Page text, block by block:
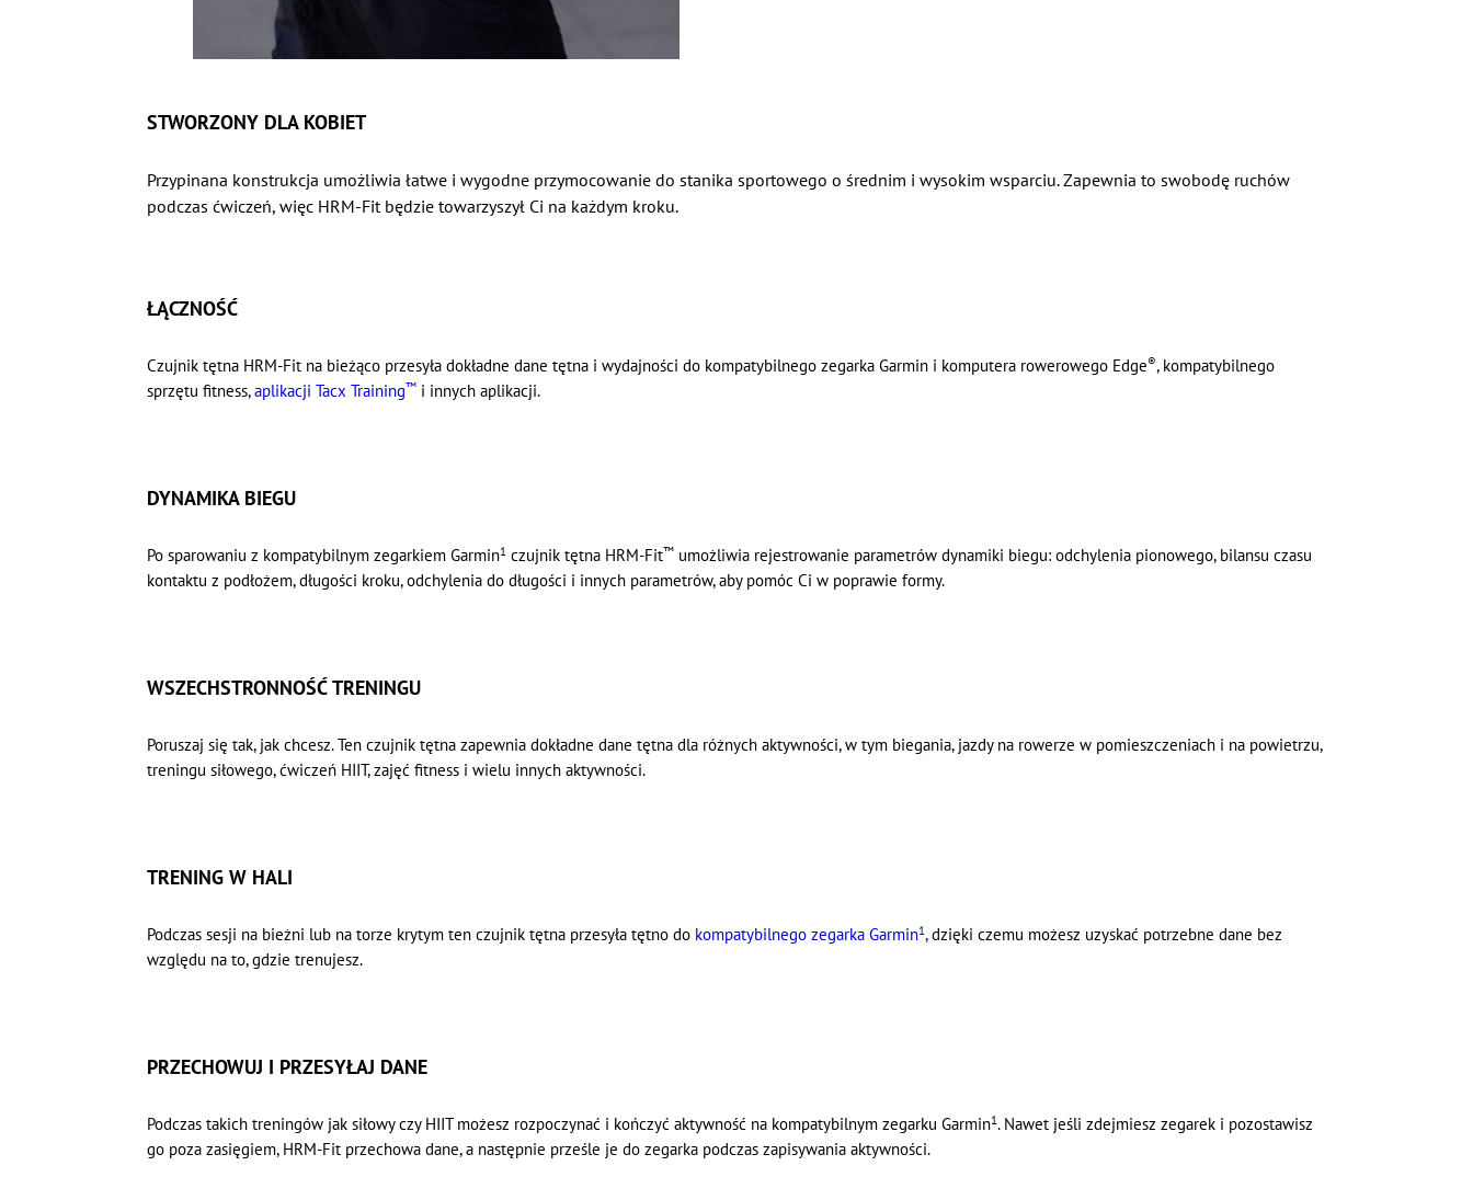
STWORZONY DLA KOBIET
Przypinana konstrukcja umożliwia łatwe i wygodne przymocowanie do stanika sportowego o średnim i wysokim wsparciu. Zapewnia to swobodę ruchów
podczas ćwiczeń, więc HRM-Fit będzie towarzyszył Ci na każdym kroku.
ŁĄCZNOŚĆ
Czujnik tętna HRM-Fit na bieżąco przesyła dokładne dane tętna i wydajności do kompatybilnego zegarka Garmin i komputera rowerowego Edge®, kompatybilnego
sprzętu fitness, aplikacji Tacx Training™ i innych aplikacji.
DYNAMIKA BIEGU
Po sparowaniu z kompatybilnym zegarkiem Garmin1 czujnik tętna HRM-Fit™ umożliwia rejestrowanie parametrów dynamiki biegu: odchylenia pionowego, bilansu czasu
kontaktu z podłożem, długości kroku, odchylenia do długości i innych parametrów, aby pomóc Ci w poprawie formy.
WSZECHSTRONNOŚĆ TRENINGU
Poruszaj się tak, jak chcesz. Ten czujnik tętna zapewnia dokładne dane tętna dla różnych aktywności, w tym biegania, jazdy na rowerze w pomieszczeniach i na powietrzu,
treningu siłowego, ćwiczeń HIIT, zajęć fitness i wielu innych aktywności.
TRENING W HALI
Podczas sesji na bieżni lub na torze krytym ten czujnik tętna przesyła tętno do kompatybilnego zegarka Garmin1, dzięki czemu możesz uzyskać potrzebne dane bez
względu na to, gdzie trenujesz.
PRZECHOWUJ I PRZESYŁAJ DANE
Podczas takich treningów jak siłowy czy HIIT możesz rozpoczynać i kończyć aktywność na kompatybilnym zegarku Garmin1. Nawet jeśli zdejmiesz zegarek i pozostawisz
go poza zasięgiem, HRM-Fit przechowa dane, a następnie prześle je do zegarka podczas zapisywania aktywności.